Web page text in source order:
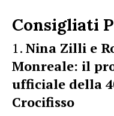
Consigliati
Nina Zilli e
Monreale: il
ufficiale della
Crocifisso